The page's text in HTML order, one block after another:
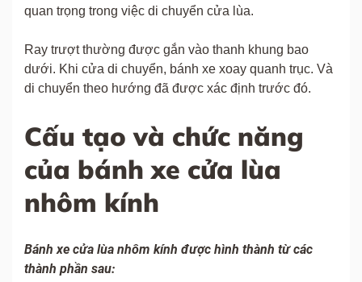
quan trọng trong việc di chuyển cửa lùa.
Ray trượt thường được gắn vào thanh khung bao
dưới. Khi cửa di chuyển, bánh xe xoay quanh trục. Và
di chuyển theo hướng đã được xác định trước đó.
Cấu tạo và chức năng
của bánh xe cửa lùa
nhôm kính
Bánh xe cửa lùa nhôm kính được hình thành từ các
thành phần sau: